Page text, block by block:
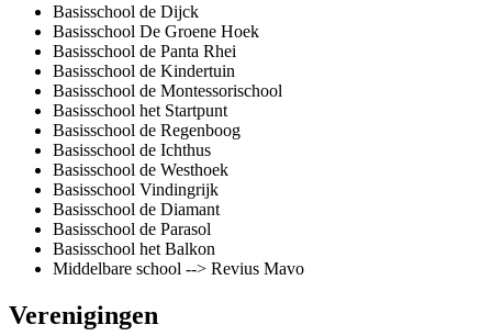
Basisschool de Dijck
Basisschool De Groene Hoek
Basisschool de Panta Rhei
Basisschool de Kindertuin
Basisschool de Montessorischool
Basisschool het Startpunt
Basisschool de Regenboog
Basisschool de Ichthus
Basisschool de Westhoek
Basisschool Vindingrijk
Basisschool de Diamant
Basisschool de Parasol
Basisschool het Balkon
Middelbare school --> Revius Mavo
Verenigingen